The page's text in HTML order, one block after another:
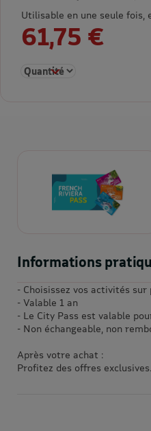
Utilisable en une seule fois,
61,75 €
Sélectionner la quantité
Informations
- Choisissez vos activités
- Valable 1 an
- Le City Pass est valable
- Non échangeable, non
Après votre achat :
Profitez des offres exclusives.